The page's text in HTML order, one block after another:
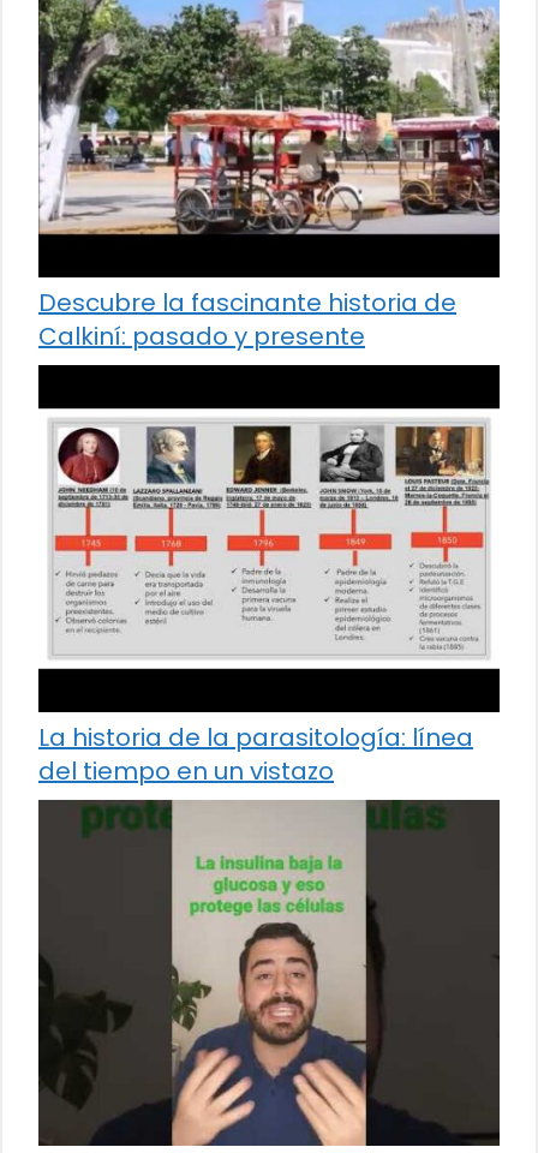
Descubre la fascinante historia de
Calkiní: pasado y presente
La historia de la parasitología: línea
del tiempo en un vistazo